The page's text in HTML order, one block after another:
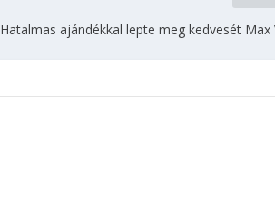
Hatalmas ajándékkal lepte meg kedvesét Max